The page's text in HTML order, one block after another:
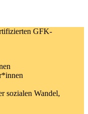
GFK-
sozialen Wandel,